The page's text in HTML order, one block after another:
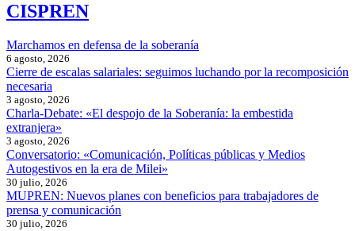
CISPREN
Marchamos en defensa de la soberanía
6 agosto, 2026
Cierre de escalas salariales: seguimos luchando por la recomposición
necesaria
3 agosto, 2026
Charla-Debate: «El despojo de la Soberanía: la embestida
extranjera»
3 agosto, 2026
Conversatorio: «Comunicación, Políticas públicas y Medios
Autogestivos en la era de Milei»
30 julio, 2026
MUPREN: Nuevos planes con beneficios para trabajadores de
prensa y comunicación
30 julio, 2026